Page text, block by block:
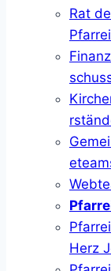
Rat
Pfarrei
Herz